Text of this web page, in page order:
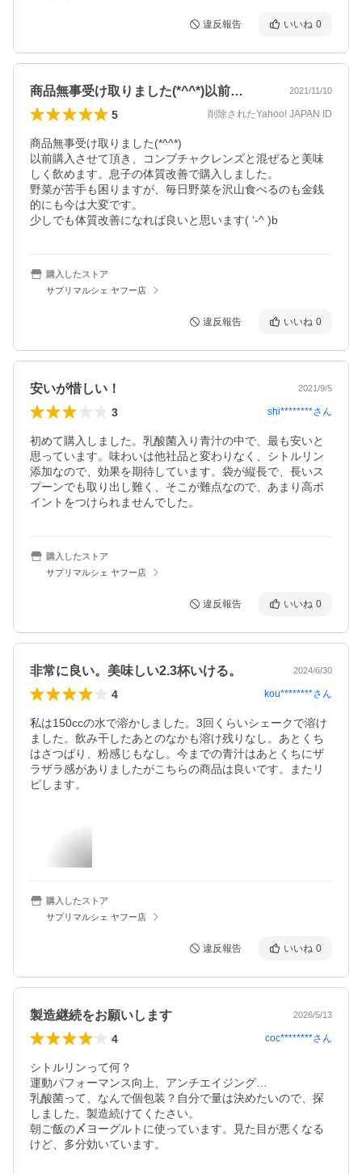
違反報告 いいね 0
商品無事受け取りました(*^^*)以前… 2021/11/10
5 削除されたYahoo! JAPAN ID
商品無事受け取りました(*^^*)
以前購入させて頂き、コンブチャクレンズと混ぜると美味
しく飲めます。息子の体質改善で購入しました。
野菜が苦手も困りますが、毎日野菜を沢山食べるのも金銭
的にも今は大変です。
少しでも体質改善になれば良いと思います( ‘-^ )b
購入したストア
サプリマルシェ ヤフー店
違反報告 いいね 0
安いが惜しい！ 2021/9/5
3 shi********さん
初めて購入しました。乳酸菌入り青汁の中で、最も安いと
思っています。味わいは他社品と変わりなく、シトルリン
添加なので、効果を期待しています。袋が縦長で、長いス
プーンでも取り出し難く、そこが難点なので、あまり高ポ
イントをつけられませんでした。
購入したストア
サプリマルシェ ヤフー店
違反報告 いいね 0
非常に良い。美味しい2.3杯いける。 2024/6/30
4 kou********さん
私は150ccの水で溶かしました。3回くらいシェークで溶け
ました。飲み干したあとのなかも溶け残りなし。あとくち
はさつぱり、粉感じもなし。今までの青汁はあとくちにザ
ラザラ感がありましたがこちらの商品は良いです。またリ
ピします。
購入したストア
サプリマルシェ ヤフー店
違反報告 いいね 0
製造継続をお願いします 2026/5/13
4 coc********さん
シトルリンって何？
運動パフォーマンス向上、アンチエイジング…
乳酸菌って、なんで個包装？自分で量は決めたいので、探
しました。製造続けてくたさい。
朝ご飯の〆ヨーグルトに使っています。見た目が悪くなる
けど、多分効いています。